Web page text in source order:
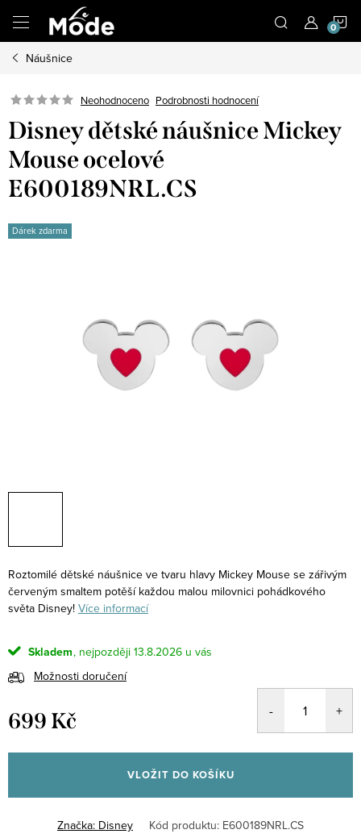
obsah
Náušnice
Neohodnoceno Podrobnosti hodnocení
Disney dětské náušnice Mickey
Mouse ocelové
E600189NRL.CS
Dárek zdarma
Roztomilé dětské náušnice ve tvaru hlavy Mickey Mouse se zářivým
červeným smaltem potěší každou malou milovnici pohádkového
světa Disney! Více informací
Skladem
13.8.2026
Možnosti doručení
699 Kč
cena:
VLOŽIT DO KOŠÍKU
Značka: Disney Kód produktu: E600189NRL.CS